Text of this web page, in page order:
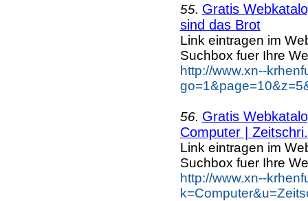
55. Gratis
sind das Brot
Link eintragen im
Suchbox fuer Ihre
http://www.xn--
56. Gratis
Computer |
Link eintragen im
Suchbox fuer Ihre
http://www.xn--